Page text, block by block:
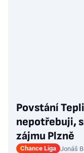
Povstání
nepotřebuji,
zájmu Plzně
Chance Liga Jonáš